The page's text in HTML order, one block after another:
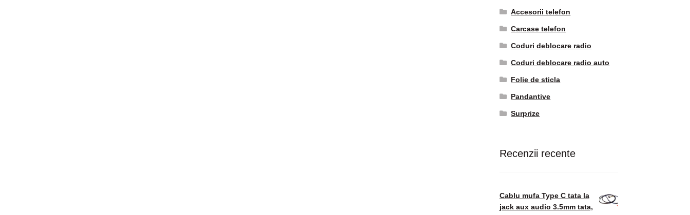
Accesorii telefon
Carcase telefon
Coduri deblocare radio
Coduri deblocare radio auto
Folie de sticla
Pandantive
Surprize
Recenzii recente
Cablu mufa Type C tata la
jack aux audio 3.5mm tata,